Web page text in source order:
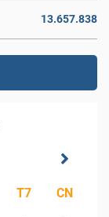
13.657.838
T7 CN